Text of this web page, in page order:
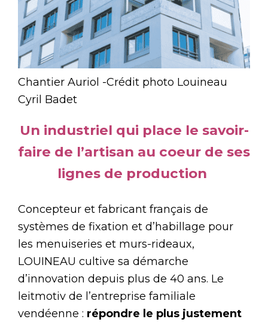
Chantier Auriol -Crédit photo Louineau
Cyril Badet
Un industriel qui place le savoir-
faire de l’artisan au coeur de ses
lignes de production
Concepteur et fabricant français de
systèmes de fixation et d’habillage pour
les menuiseries et murs-rideaux,
LOUINEAU cultive sa démarche
d’innovation depuis plus de 40 ans. Le
leitmotiv de l’entreprise familiale
vendéenne : répondre le plus justement